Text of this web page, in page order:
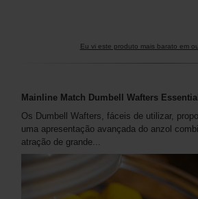
Eu vi este produto mais barato em
Mainline Match Dumbell Wafters
Os Dumbell Wafters, fáceis de utilizar,
uma apresentação avançada do anzol
atração de grande...